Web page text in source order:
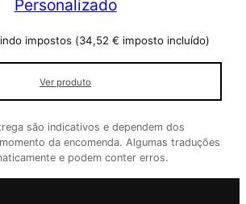
Personalizado
impostos (34,52 € imposto incluído)
Ver produto
são indicativos e dependem dos
da encomenda. Algumas traduções
e podem conter erros.